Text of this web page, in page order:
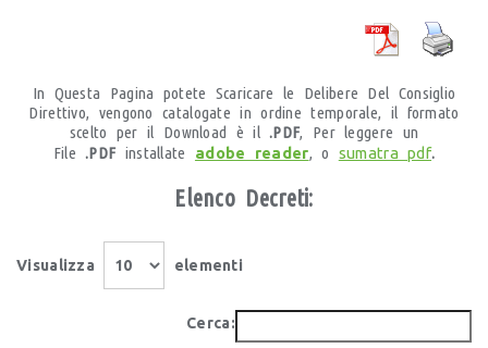
In Questa Pagina potete Scaricare le Delibere Del Consiglio
Direttivo, vengono catalogate in ordine temporale, il formato
scelto per il Download è il.PDF, Per leggere un
File .PDFinstallate adobe reader, o sumatra pdf.
Elenco Decreti:
Visualizza elementi
Cerca: